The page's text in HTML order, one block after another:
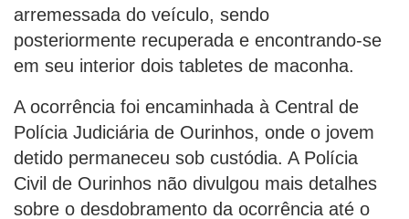
arremessada do veículo, sendo
posteriormente recuperada e encontrando-se
em seu interior dois tabletes de maconha.
A ocorrência foi encaminhada à Central de
Polícia Judiciária de Ourinhos, onde o jovem
detido permaneceu sob custódia. A Polícia
Civil de Ourinhos não divulgou mais detalhes
sobre o desdobramento da ocorrência até o